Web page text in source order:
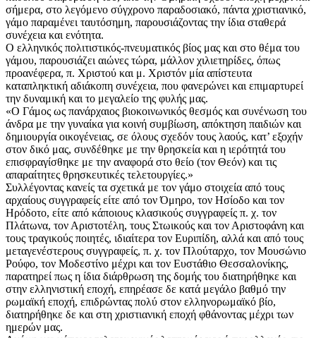
σήμερα, στο λεγόμενο σύγχρονο παραδοσιακό, πάντα χριστιανικό,
γάμο παραμένει ταυτόσημη, παρουσιάζοντας την ίδια σταθερά
συνέχεια και ενότητα.
Ο ελληνικός πολιτιστικός-πνευματικός βίος μας και στο θέμα του
γάμου, παρουσιάζει αιώνες τώρα, μάλλον χιλιετηρίδες, όπως
προανέφερα, π. Χριστού και μ. Χριστόν μία απίστευτα
καταπληκτική αδιάκοπη συνέχεια, που φανερώνει και επιμαρτυρεί
την δυναμική και το μεγαλείο της φυλής μας.
«Ο Γάμος ως πανάρχαιος βιοκοινωνικός θεσμός και συνένωση του
άνδρα με την γυναίκα για κοινή συμβίωση, απόκτηση παιδιών και
δημιουργία οικογένειας, σε όλους σχεδόν τους λαούς, κατ’ εξοχήν
στον δικό μας, συνδέθηκε με την θρησκεία και η ιερότητά του
επισφραγίσθηκε με την αναφορά στο θείο (τον Θεόν) και τις
απαραίτητες θρησκευτικές τελετουργίες.»
Συλλέγοντας κανείς τα σχετικά με τον γάμο στοιχεία από τους
αρχαίους συγγραφείς είτε από τον Όμηρο, τον Ησίοδο και τον
Ηρόδοτο, είτε από κάποιους κλασικούς συγγραφείς π. χ. τον
Πλάτωνα, τον Αριστοτέλη, τους Στωικούς και τον Αριστοφάνη και
τους τραγικούς ποιητές, ιδιαίτερα τον Ευριπίδη, αλλά και από τους
μεταγενέστερους συγγραφείς, π. χ. τον Πλούταρχο, τον Μουσώνιο
Ρούφο, τον Μοδεστίνο μέχρι και τον Ευστάθιο Θεσσαλονίκης,
παρατηρεί πως η ίδια διάρθρωση της δομής του διατηρήθηκε και
στην ελληνιστική εποχή, επηρέασε δε κατά μεγάλο βαθμό την
ρωμαϊκή εποχή, επιδρώντας πολύ στον ελληνορωμαϊκό βίο,
διατηρήθηκε δε και στη χριστιανική εποχή φθάνοντας μέχρι των
ημερών μας.